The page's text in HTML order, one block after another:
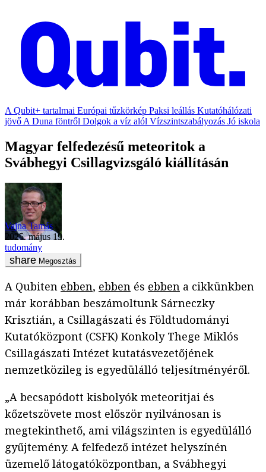
A Qubit+ tartalmai Európai tűzkörkép Paksi leállás Kutatóhálózati
jövő A Duna föntről Dolgok a víz alól Vízszintszabályozás Jó iskola
Magyar felfedezésű meteoritok a
Svábhegyi Csillagvizsgáló kiállításán
Vajna Tamás
2025. május 19.
tudomány
Megosztás
A Qubiten ebben, ebben és ebben a cikkünkben
már korábban beszámoltunk Sárneczky
Krisztián, a Csillagászati és Földtudományi
Kutatóközpont (CSFK) Konkoly Thege Miklós
Csillagászati Intézet kutatásvezetőjének
nemzetközileg is egyedülálló teljesítményéről.
„A becsapódott kisbolyók meteoritjai és
kőzetszövete most először nyilvánosan is
megtekinthető, ami világszinten is egyedülálló
gyűjtemény. A felfedező intézet helyszínén
üzemelő látogatóközpontban, a Svábhegyi